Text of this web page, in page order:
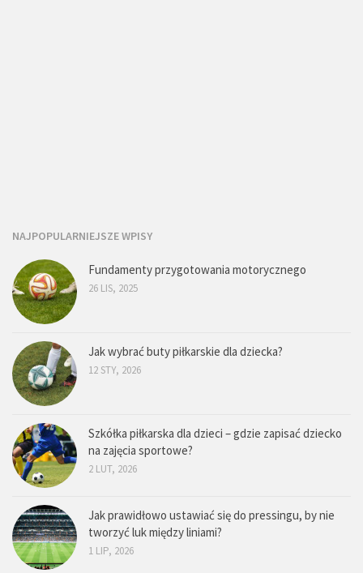
NAJPOPULARNIEJSZE WPISY
Fundamenty przygotowania motorycznego
26 LIS, 2025
Jak wybrać buty piłkarskie dla dziecka?
12 STY, 2026
Szkółka piłkarska dla dzieci – gdzie zapisać dziecko
na zajęcia sportowe?
2 LUT, 2026
Jak prawidłowo ustawiać się do pressingu, by nie
tworzyć luk między liniami?
1 LIP, 2026